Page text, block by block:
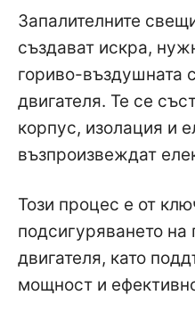
Запалителните
създават искра,
гориво-въздушната
двигателя. Те се
корпус, изолация и
възпроизвеждат
Този процес е от
подсигуряването на
двигателя, като
мощност и